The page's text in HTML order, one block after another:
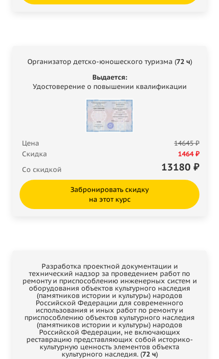
Организатор детско-юношеского туризма (72 ч)
Выдается:
Удостоверение о повышении квалификации
Цена
14645 ₽
Скидка
1464 ₽
Со скидкой
13180 ₽
Забронировать скидку
на этот курс
Разработка проектной документации и
технический надзор за проведением работ по
ремонту и приспособлению инженерных систем и
оборудования объектов культурного наследия
(памятников истории и культуры) народов
Российской Федерации для современного
использования и иных работ по ремонту и
приспособлению объектов культурного наследия
(памятников истории и культуры) народов
Российской Федерации, не включающих
реставрацию представляющих собой историко-
культурную ценность элементов объекта
культурного наследия. (72 ч)